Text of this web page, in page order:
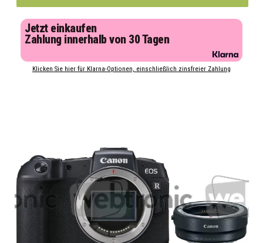
Jetzt einkaufen
Zahlung innerhalb von 30 Tagen
Klicken Sie hier für Klarna-Optionen, einschließlich zinsfreier Zahlung